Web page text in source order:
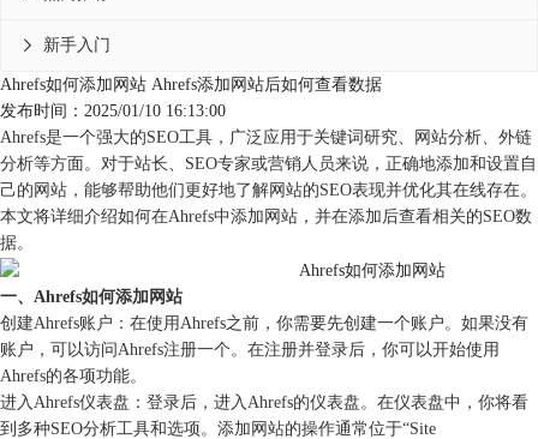
新手入门

Ahrefs如何添加网站 Ahrefs添加网站后如何查看数据
发布时间：2025/01/10 16:13:00
Ahrefs是一个强大的SEO工具，广泛应用于关键词研究、网站分析、外链
分析等方面。对于站长、SEO专家或营销人员来说，正确地添加和设置自
己的网站，能够帮助他们更好地了解网站的SEO表现并优化其在线存在。
本文将详细介绍如何在Ahrefs中添加网站，并在添加后查看相关的SEO数
据。
一、Ahrefs如何添加网站
创建Ahrefs账户：在使用Ahrefs之前，你需要先创建一个账户。如果没有
账户，可以访问Ahrefs注册一个。在注册并登录后，你可以开始使用
Ahrefs的各项功能。
进入Ahrefs仪表盘：登录后，进入Ahrefs的仪表盘。在仪表盘中，你将看
到多种SEO分析工具和选项。添加网站的操作通常位于“Site